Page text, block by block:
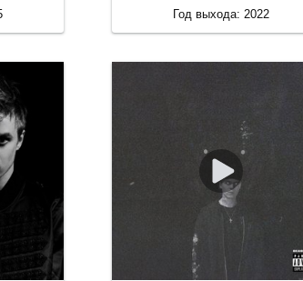
Год выхода: 2022